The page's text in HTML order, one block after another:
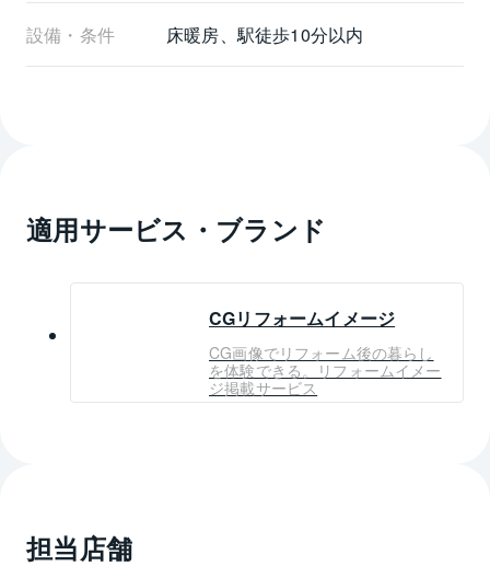
設備・条件 床暖房、駅徒歩10分以内
適用サービス・ブランド
CGリフォームイメージ
CG画像でリフォーム後の暮らし
を体験できる。リフォームイメー
ジ掲載サービス
担当店舗